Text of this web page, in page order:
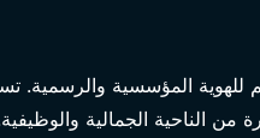
للهوية المؤسسية
من الناحية الجمالية